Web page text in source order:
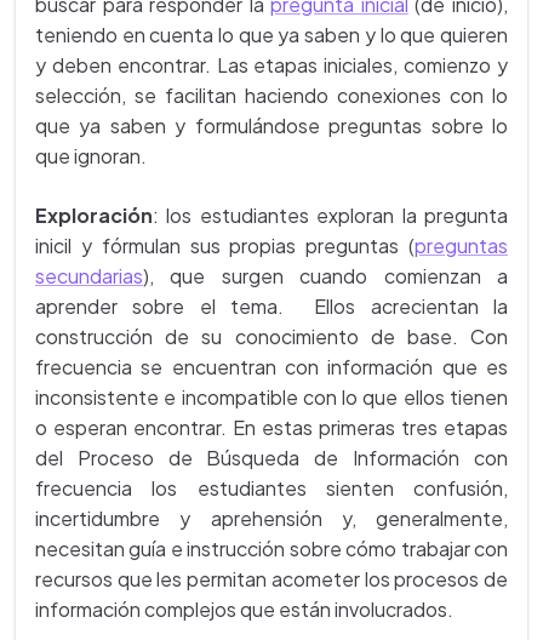
teniendo en cuenta lo que ya saben y lo que quieren
y deben encontrar. Las etapas iniciales, comienzo y
selección, se facilitan haciendo conexiones con lo
que ya saben y formulándose preguntas sobre lo
que ignoran.
Exploración: los estudiantes exploran la pregunta
inicil y fórmulan sus propias preguntas (preguntas
secundarias), que surgen cuando comienzan a
aprender sobre el tema. Ellos acrecientan la
construcción de su conocimiento de base. Con
frecuencia se encuentran con información que es
inconsistente e incompatible con lo que ellos tienen
o esperan encontrar. En estas primeras tres etapas
del Proceso de Búsqueda de Información con
frecuencia los estudiantes sienten confusión,
incertidumbre y aprehensión y, generalmente,
necesitan guía e instrucción sobre cómo trabajar con
recursos que les permitan acometer los procesos de
información complejos que están involucrados.